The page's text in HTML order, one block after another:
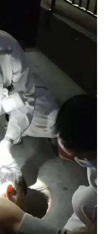
董路致歉：泰国10岁黑人父母是伪造的